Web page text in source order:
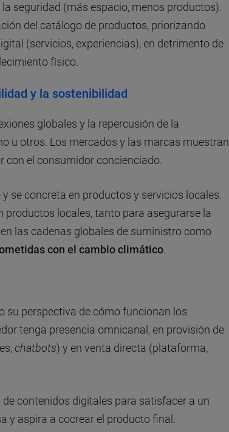
seguridad (más espacio, menos productos).
del catálogo de productos, priorizando
(servicios, experiencias), en detrimento de
físico.
y la sostenibilidad
globales y la repercusión de la
u otros. Los mercados y las marcas muestran
con el consumidor concienciado.
se concreta en productos y servicios locales.
productos locales, tanto para asegurarse la
las cadenas globales de suministro como
con el cambio climático.
su perspectiva de cómo funcionan los
tenga presencia omnicanal, en provisión de
chatbots) y en venta directa (plataforma,
contenidos digitales para satisfacer a un
y aspira a cocrear el producto final.